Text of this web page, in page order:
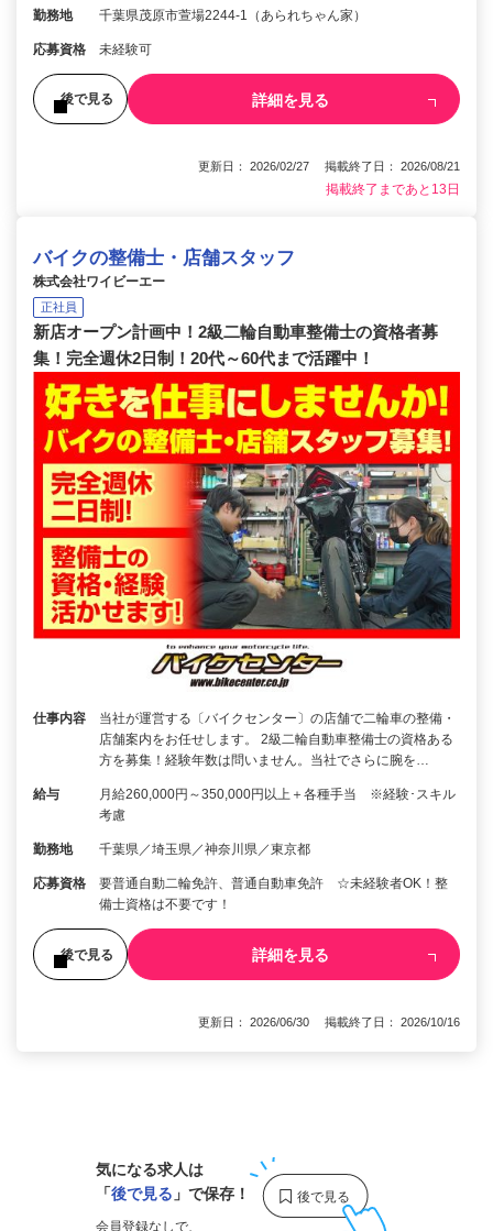
勤務地 千葉県茂原市萱場2244-1（あられちゃん家）
応募資格 未経験可
後で見る 詳細を見る
更新日： 2026/02/27 掲載終了日： 2026/08/21
掲載終了まであと13日
バイクの整備士・店舗スタッフ
株式会社ワイビーエー
正社員
新店オープン計画中！2級二輪自動車整備士の資格者募
集！完全週休2日制！20代～60代まで活躍中！
仕事内容
当社が運営する〔バイクセンター〕の店舗で二輪車の整備・
店舗案内をお任せします。 2級二輪自動車整備士の資格ある
方を募集！経験年数は問いません。当社でさらに腕を…
給与
月給260,000円～350,000円以上＋各種手当 ※経験･スキル
考慮
勤務地 千葉県／埼玉県／神奈川県／東京都
応募資格
要普通自動二輪免許、普通自動車免許 ☆未経験者OK！整
備士資格は不要です！
後で見る 詳細を見る
更新日： 2026/06/30 掲載終了日： 2026/10/16
気になる求人は
「後で見る 」で保存！
会員登録なしで、